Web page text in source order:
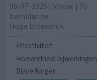
06-07-2026 | Vrouw | 70
barnidipine
Hoge bloeddruk
Effectiviteit
Hoeveelheid bijwerkingen
Bijwerkingen